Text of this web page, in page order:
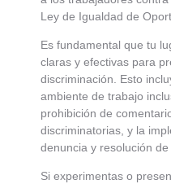
Ley de Igualdad de
Es fundamental que tu
claras y efectivas para
discriminación. Esto
ambiente de trabajo
prohibición de
discriminatorias, y la
denuncia y resolución de
Si experimentas o